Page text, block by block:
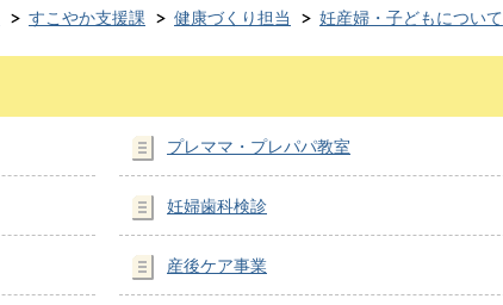
すこやか支援課 健康づくり担当 妊産婦・子どもについて
プレママ・プレパパ教室
妊婦歯科検診
産後ケア事業